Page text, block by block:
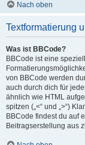
Nach oben
Textformatierung
Was ist BBCode?
BBCode ist eine
von BBCode werden
auch durch dich für
ähnlich wie HTML
spitzen („<“ und „>“)
BBCode findest du auf
Beitragserstellung aus